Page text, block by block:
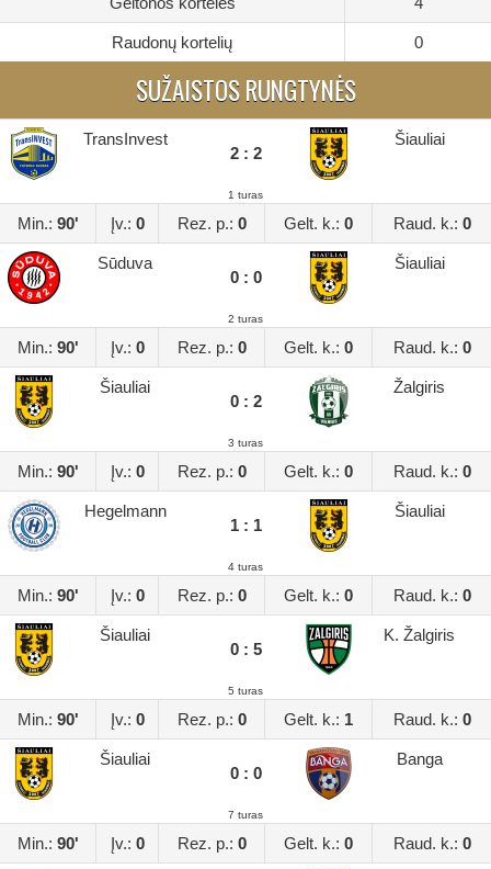
Raudonų kortelių 0
SUŽAISTOS RUNGTYNĖS
TransInvest
2 : 2
Šiauliai
1 turas
Min.: 90' Įv.: 0 Rez. p.: 0 Gelt. k.: 0 Raud. k.: 0
Sūduva
0 : 0
Šiauliai
2 turas
Min.: 90' Įv.: 0 Rez. p.: 0 Gelt. k.: 0 Raud. k.: 0
Šiauliai
0 : 2
Žalgiris
3 turas
Min.: 90' Įv.: 0 Rez. p.: 0 Gelt. k.: 0 Raud. k.: 0
Hegelmann
1 : 1
Šiauliai
4 turas
Min.: 90' Įv.: 0 Rez. p.: 0 Gelt. k.: 0 Raud. k.: 0
Šiauliai
0 : 5
K. Žalgiris
5 turas
Min.: 90' Įv.: 0 Rez. p.: 0 Gelt. k.: 1 Raud. k.: 0
Šiauliai
0 : 0
Banga
7 turas
Min.: 90' Įv.: 0 Rez. p.: 0 Gelt. k.: 0 Raud. k.: 0